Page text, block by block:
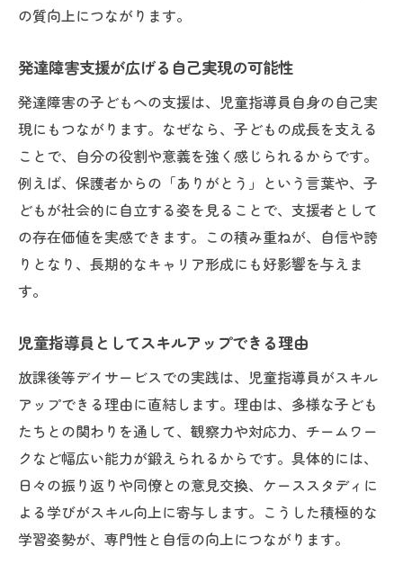
の質向上につながります。
発達障害支援が広げる自己実現の可能性
発達障害の子どもへの支援は、児童指導員自身の自己実
現にもつながります。なぜなら、子どもの成長を支える
ことで、自分の役割や意義を強く感じられるからです。
例えば、保護者からの「ありがとう」という言葉や、子
どもが社会的に自立する姿を見ることで、支援者として
の存在価値を実感できます。この積み重ねが、自信や誇
りとなり、長期的なキャリア形成にも好影響を与えま
す。
児童指導員としてスキルアップできる理由
放課後等デイサービスでの実践は、児童指導員がスキル
アップできる理由に直結します。理由は、多様な子ども
たちとの関わりを通して、観察力や対応力、チームワー
クなど幅広い能力が鍛えられるからです。具体的には、
日々の振り返りや同僚との意見交換、ケーススタディに
よる学びがスキル向上に寄与します。こうした積極的な
学習姿勢が、専門性と自信の向上につながります。